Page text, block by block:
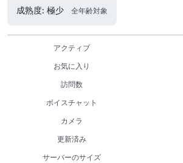
成熟度: 極少 全年齢対象
アクティブ
お気に入り
訪問数
ボイスチャット
カメラ
更新済み
サーバーのサイズ